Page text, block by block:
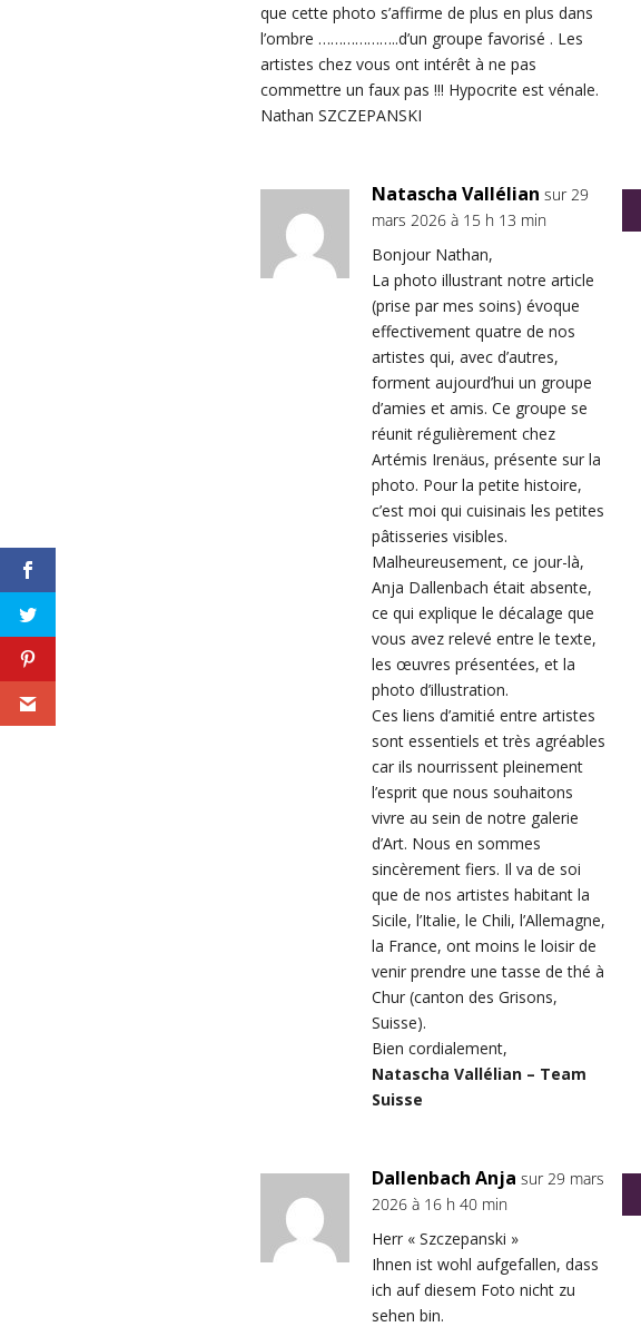
que cette photo s’affirme de plus en plus dans
l’ombre ………………..d’un groupe favorisé . Les
artistes chez vous ont intérêt à ne pas
commettre un faux pas !!! Hypocrite est vénale.
Nathan SZCZEPANSKI
Natascha Vallélian sur 29
mars 2026 à 15 h 13 min
Bonjour Nathan,
La photo illustrant notre article
(prise par mes soins) évoque
effectivement quatre de nos
artistes qui, avec d’autres,
forment aujourd’hui un groupe
d’amies et amis. Ce groupe se
réunit régulièrement chez
Artémis Irenäus, présente sur la
photo. Pour la petite histoire,
c’est moi qui cuisinais les petites
pâtisseries visibles.
Malheureusement, ce jour-là,
Anja Dallenbach était absente,
ce qui explique le décalage que
vous avez relevé entre le texte,
les œuvres présentées, et la
photo d’illustration.
Ces liens d’amitié entre artistes
sont essentiels et très agréables
car ils nourrissent pleinement
l’esprit que nous souhaitons
vivre au sein de notre galerie
d’Art. Nous en sommes
sincèrement fiers. Il va de soi
que de nos artistes habitant la
Sicile, l’Italie, le Chili, l’Allemagne,
la France, ont moins le loisir de
venir prendre une tasse de thé à
Chur (canton des Grisons,
Suisse).
Bien cordialement,
Natascha Vallélian – Team
Suisse
Dallenbach Anja sur 29 mars
2026 à 16 h 40 min
Herr « Szczepanski »
Ihnen ist wohl aufgefallen, dass
ich auf diesem Foto nicht zu
sehen bin.